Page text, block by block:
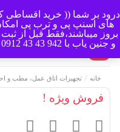
منو
خانه / تجهیزات اتاق عمل، مطب و
فروش ویژه !
درود بر شما (( خرید اقساطی
های اسنپ پی و ترب پی
بروز میباشند،فقط قبل از
و جنین یاب با 942 43 43 0912 تماس حاصل بفرمایین ))***